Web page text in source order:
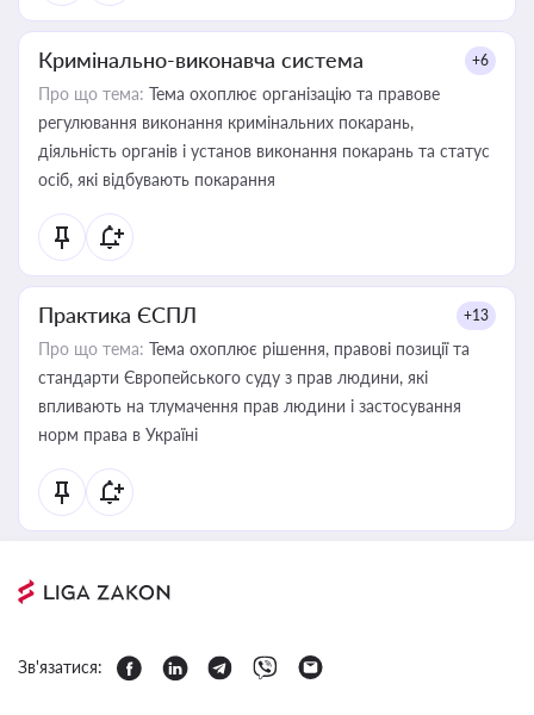
Кримінально-виконавча система +6
Про що тема: Тема охоплює організацію та правове
регулювання виконання кримінальних покарань,
діяльність органів і установ виконання покарань та статус
осіб, які відбувають покарання
Практика ЄСПЛ +13
Про що тема: Тема охоплює рішення, правові позиції та
стандарти Європейського суду з прав людини, які
впливають на тлумачення прав людини і застосування
норм права в Україні
Зв'язатися: